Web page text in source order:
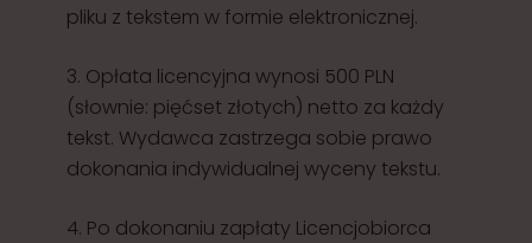
pliku z tekstem w formie elektronicznej.
3. Opłata licencyjna wynosi 500 PLN
(słownie: pięćset złotych) netto za każdy
tekst. Wydawca zastrzega sobie prawo
dokonania indywidualnej wyceny tekstu.
4. Po dokonaniu zapłaty Licencjobiorca